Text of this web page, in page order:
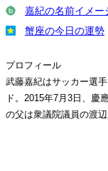
嘉紀の名前イメー
蟹座の今日の運勢
プロフィール
武藤嘉紀はサッカー選
ド。2015年7月3日、慶
の父は衆議院議員の渡辺